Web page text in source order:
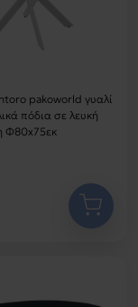
pakoworld γυαλί
πόδια σε λευκή
Φ80x75εκ